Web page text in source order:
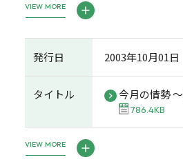
VIEW MORE
発行日 2003年10月01日
タイトル 今月の情勢
786.4KB
VIEW MORE